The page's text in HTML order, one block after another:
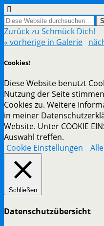
Zurück zu Schmück Dich!
« vorherige in Galerie
Cookies!
Diese Website benutzt
Nutzung der Seite
Cookies zu. Weitere
in meiner
Website. Unter COOKIE
Auswahl treffen.
Cookie Einstellungen
Schließen
Datenschutzübersicht